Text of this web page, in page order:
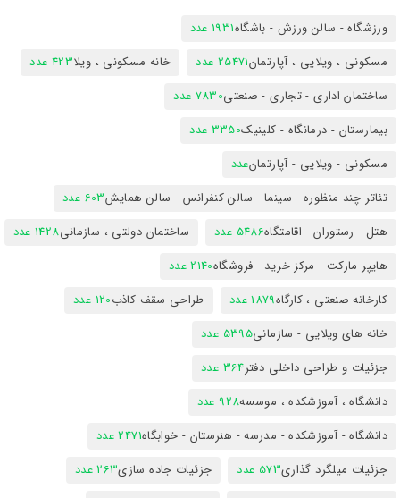
ورزشگاه - سالن ورزش - باشگاه1931 عدد
مسکونی ، ویلایی ، آپارتمان25471 عدد خانه مسکونی ، ویلا423 عدد
ساختمان اداری - تجاری - صنعتی7830 عدد
بیمارستان - درمانگاه - کلینیک3350 عدد
مسکونی - ویلایی - آپارتمانعدد
تئاتر چند منظوره - سینما - سالن کنفرانس - سالن همایش603 عدد
هتل - رستوران - اقامتگاه5486 عدد ساختمان دولتی ، سازمانی1428 عدد
هایپر مارکت - مرکز خرید - فروشگاه2140 عدد
کارخانه صنعتی ، کارگاه1879 عدد طراحی سقف کاذب120 عدد
خانه های ویلایی - سازمانی5395 عدد
جزئیات و طراحی داخلی دفتر364 عدد
دانشگاه ، آموزشکده ، موسسه928 عدد
دانشگاه - آموزشکده - مدرسه - هنرستان - خوابگاه2471 عدد
جزئیات میلگرد گذاری573 عدد جزئیات جاده سازی263 عدد